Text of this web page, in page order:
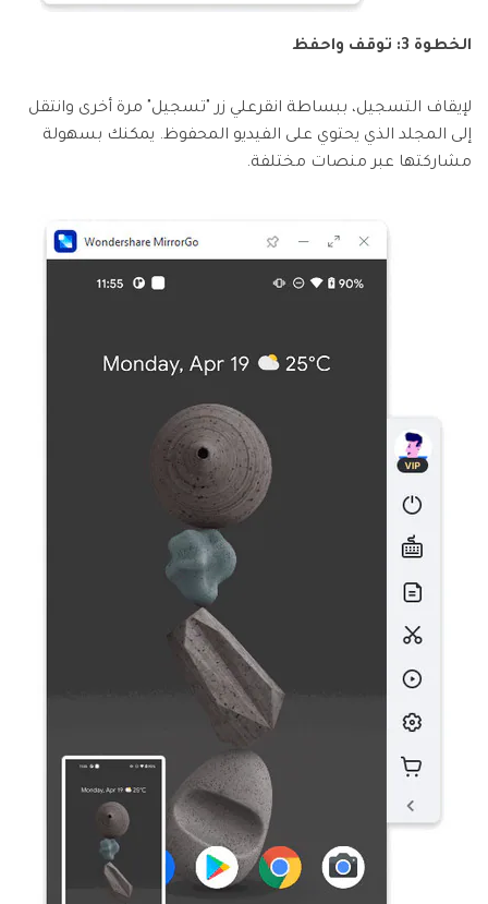
الخطوة 3: توقف واحفظ
لإيقاف التسجيل، ببساطة انقرعلي زر "تسجيل" مرة أخرى وانتقل
إلى المجلد الذي يحتوي على الفيديو المحفوظ. يمكنك بسهولة
مشاركتها عبر منصات مختلفة.